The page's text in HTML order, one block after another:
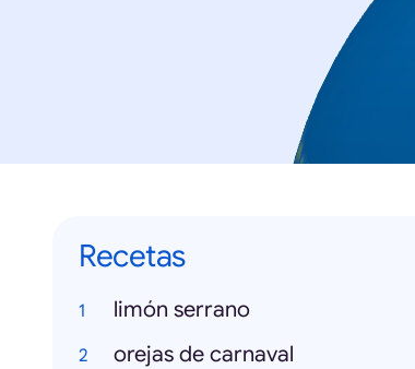
Recetas
limón serrano
orejas de carnaval